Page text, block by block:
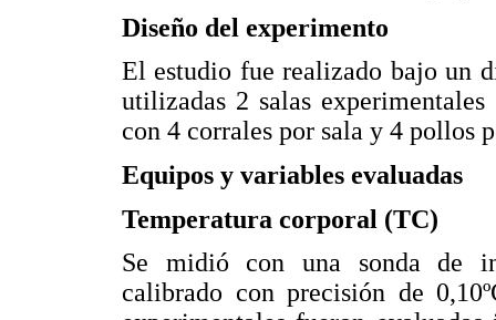
Diseño del experimento
El estudio fue realizado bajo un
utilizadas 2 salas
con 4 corrales por sala y 4 pollos
Equipos y variables evaluadas
Temperatura corporal (TC)
Se midió con una sonda de
calibrado con precisión de